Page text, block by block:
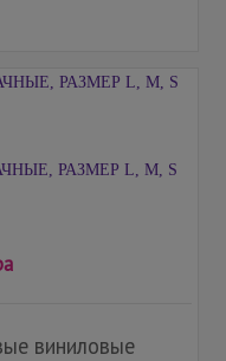
РАЗМЕР L, М, S
виниловые